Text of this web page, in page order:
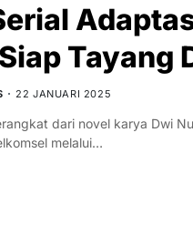
Tayang
22 JANUARI 2025
dari novel karya Dwi
melalui…